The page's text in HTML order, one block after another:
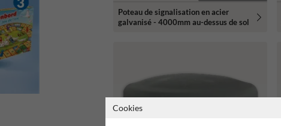
Poteau de signalisation en acier
galvanisé - 4000mm au-dessus de sol
Cookies